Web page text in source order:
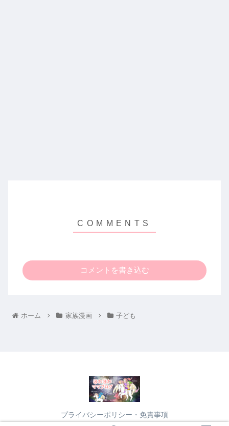
コメントを書き込む
ホーム 家族漫画 子ども
プライバシーポリシー・免責事項